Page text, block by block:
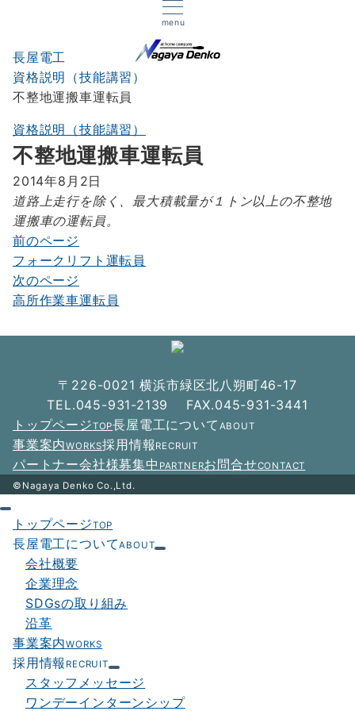
menu
長屋電工
資格説明（技能講習）
不整地運搬車運転員
資格説明（技能講習）
不整地運搬車運転員
2014年8月2日
道路上走行を除く、最大積載量が１トン以上の不整地
運搬車の運転員。
投
稿
ナ
ョ
ン
前のページ
フォークリフト運転員
次のページ
高所作業車運転員
〒226-0021 横浜市緑区北八朔町46-17
TEL.045-931-2139 FAX.045-931-3441
トップページTOP長屋電工について ABOUT
事業案内WORKS採用情報 RECRUIT
パートナー会社様募集中 PARTNERお問合せCONTACT
©Nagaya Denko Co.,Ltd.
トップページTOP
長屋電工についてABOUT
会社概要
企業理念
SDGsの取り組み
沿革
事業案内WORKS
採用情報 RECRUIT
スタッフメッセージ
ワンデーインターンシップ